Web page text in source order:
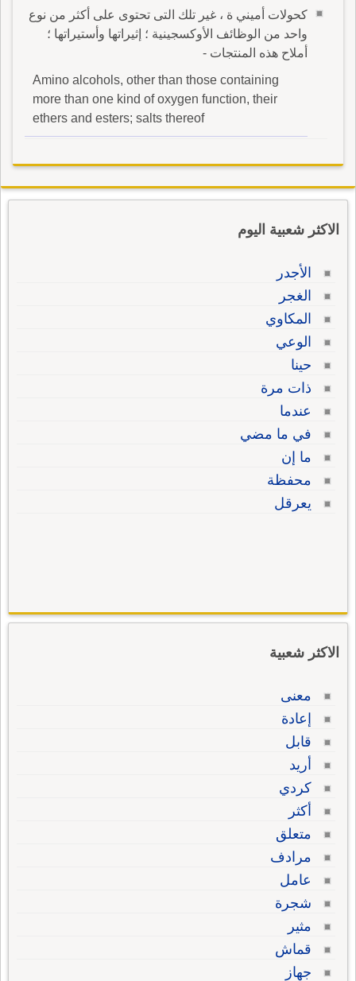
كحولات أميني ة ، غير تلك التى تحتوى على أكثر من نوع
واحد من الوظائف الأوكسجينية ؛ إثيراتها وأستيراتها ؛
أملاح هذه المنتجات -
Amino alcohols, other than those containing
more than one kind of oxygen function, their
ethers and esters; salts thereof
الاكثر شعبية اليوم
الأجدر
الغجر
المكاوي
الوعي
حينا
ذات مرة
عندما
في ما مضي
ما إن
محفظة
يعرقل
الاكثر شعبية
معنى
إعادة
قابل
أريد
كردي
أكثر
متعلق
مرادف
عامل
شجرة
مثير
قماش
جهاز